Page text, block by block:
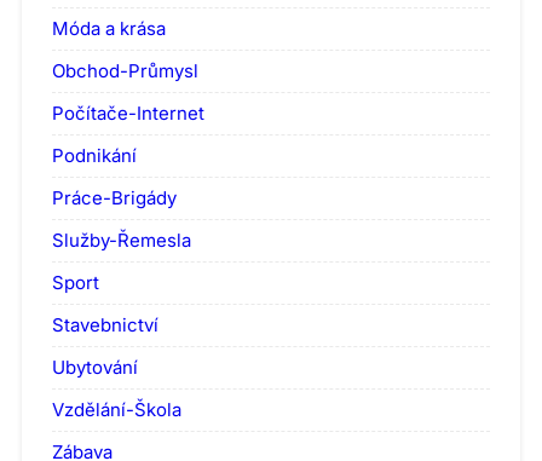
Móda a krása
Obchod-Průmysl
Počítače-Internet
Podnikání
Práce-Brigády
Služby-Řemesla
Sport
Stavebnictví
Ubytování
Vzdělání-Škola
Zábava